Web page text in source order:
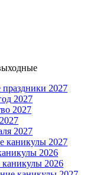
2027
2027
2027
2027
каникулы 2027
2026
2026